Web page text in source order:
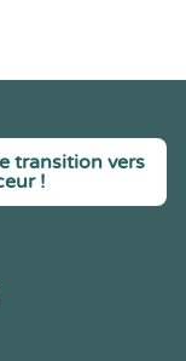
transition vers
!